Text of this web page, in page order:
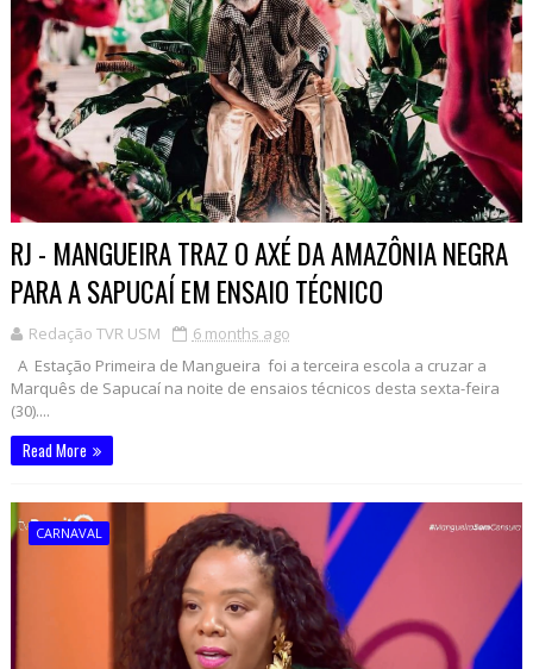
RJ - MANGUEIRA TRAZ O AXÉ DA AMAZÔNIA NEGRA
PARA A SAPUCAÍ EM ENSAIO TÉCNICO
Redação TVR USM
6 months ago
A Estação Primeira de Mangueira foi a terceira escola a cruzar a
Marquês de Sapucaí na noite de ensaios técnicos desta sexta-feira
(30)....
Read More
CARNAVAL